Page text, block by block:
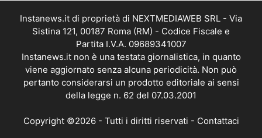
Instanews.it di proprietà di NEXTMEDIAWEB SRL - Via
Sistina 121, 00187 Roma (RM) - Codice Fiscale e
Partita I.V.A. 09689341007
Instanews.it non è una testata giornalistica, in quanto
viene aggiornato senza alcuna periodicità. Non può
pertanto considerarsi un prodotto editoriale ai sensi
della legge n. 62 del 07.03.2001
Copyright ©2026 - Tutti i diritti riservati - Contattaci